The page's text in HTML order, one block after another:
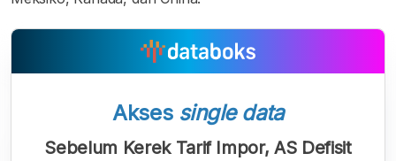
Akses single data
Sebelum Kerek Tarif Impor, AS Defisit